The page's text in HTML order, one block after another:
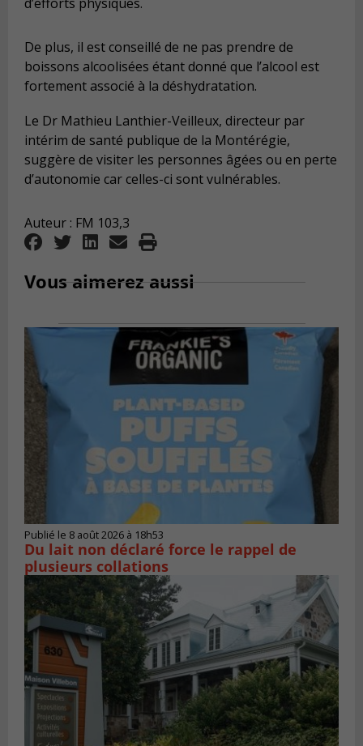
De plus, il est conseillé de ne pas prendre de
boissons alcoolisées étant donné que l’alcool est
fortement associé à la déshydratation.
Le Dr Mathieu Lanthier-Veilleux, directeur par
intérim de santé publique de la Montérégie,
suggère de visiter les personnes âgées ou en perte
d’autonomie car celles-ci sont vulnérables.
Auteur : FM 103,3
Vous aimerez aussi
Publié le 8 août 2026 à 18h53
Du lait non déclaré force le rappel de
plusieurs collations